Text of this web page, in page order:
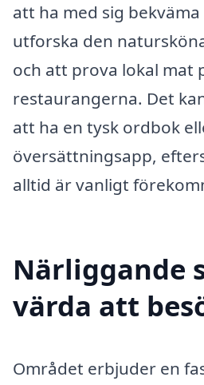
att ha med sig
utforska den
och att prova lokal mat
restaurangerna. Det
att ha en tysk ordbok
översättningsapp,
alltid är vanligt
Närliggande
värda att
Området erbjuder en